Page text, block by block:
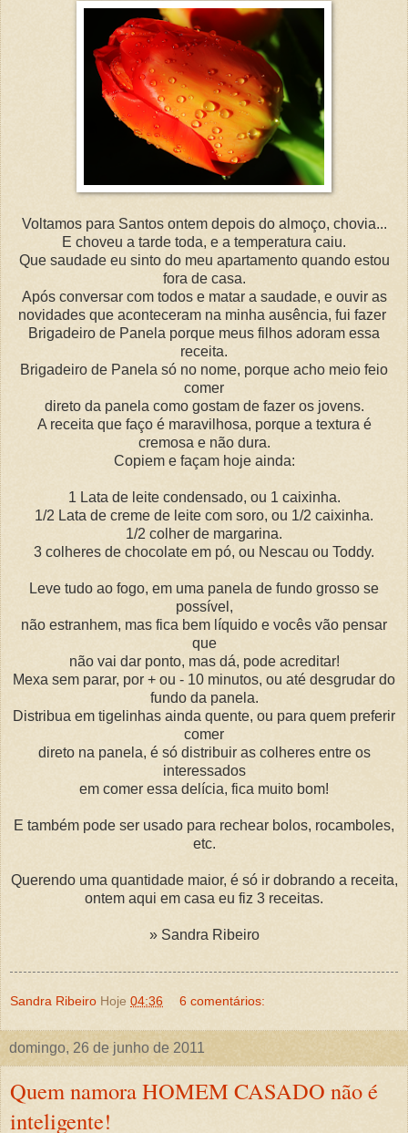
Voltamos para Santos ontem depois do almoço, chovia...
E choveu a tarde toda, e a temperatura caiu.
Que saudade eu sinto do meu apartamento quando estou
fora de casa.
Após conversar com todos e matar a saudade, e ouvir as
novidades que aconteceram na minha ausência, fui fazer
Brigadeiro de Panela porque meus filhos adoram essa
receita.
Brigadeiro de Panela só no nome, porque acho meio feio
comer
direto da panela como gostam de fazer os jovens.
A receita que faço é maravilhosa, porque a textura é
cremosa e não dura.
Copiem e façam hoje ainda:
1 Lata de leite condensado, ou 1 caixinha.
1/2 Lata de creme de leite com soro, ou 1/2 caixinha.
1/2 colher de margarina.
3 colheres de chocolate em pó, ou Nescau ou Toddy.
Leve tudo ao fogo, em uma panela de fundo grosso se
possível,
não estranhem, mas fica bem líquido e vocês vão pensar
que
não vai dar ponto, mas dá, pode acreditar!
Mexa sem parar, por + ou - 10 minutos, ou até desgrudar do
fundo da panela.
Distribua em tigelinhas ainda quente, ou para quem preferir
comer
direto na panela, é só distribuir as colheres entre os
interessados
em comer essa delícia, fica muito bom!
E também pode ser usado para rechear bolos, rocamboles,
etc.
Querendo uma quantidade maior, é só ir dobrando a receita,
ontem aqui em casa eu fiz 3 receitas.
» Sandra Ribeiro
Sandra Ribeiro Hoje 04:36 6 comentários:
domingo, 26 de junho de 2011
Quem namora HOMEM CASADO não é
inteligente!